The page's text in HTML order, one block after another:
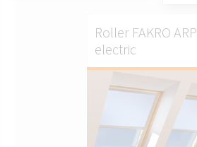
Roller FAKRO ARP
electric